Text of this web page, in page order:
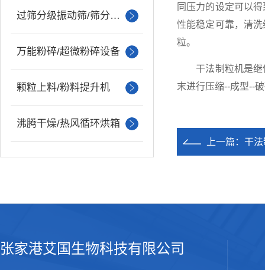
过筛分级振动筛/筛分设备
万能粉碎/超微粉碎设备
颗粒上料/粉料提升机
沸腾干燥/热风循环烘箱
同压力的设定可以
性能稳定可靠，清
粒。
干法制粒机是继传
末进行压缩--成型--
上一篇： 干
张家港艾国生物科技有限公司